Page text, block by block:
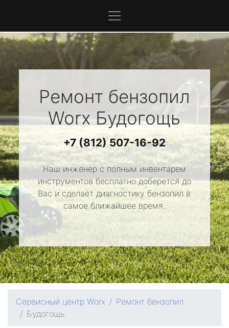
Ремонт бензопил
WorxБудогощь
+7 (812) 507-16-92
Наш инженер с полным инвентарем
инструментов бесплатно доберется до
Вас и сделает диагностику бензопил в
самое ближайшее время.
Сервисный центр Worx
Ремонт бензопил
Будогощь